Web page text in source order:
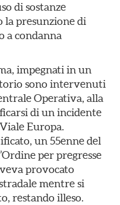
di sostanze
la presunzione di
a condanna
impegnati in un
sono intervenuti
Operativa, alla
di un incidente
Europa.
un 55enne del
per pregresse
provocato
mentre si
restando illeso.